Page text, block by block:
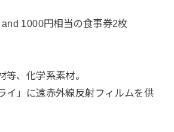
1000円相当の食事券2枚
等、化学系素材。
イ」に遠赤外線反射フィルムを供